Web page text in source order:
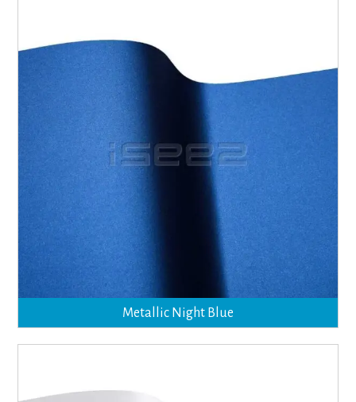
Metallic Night Blue